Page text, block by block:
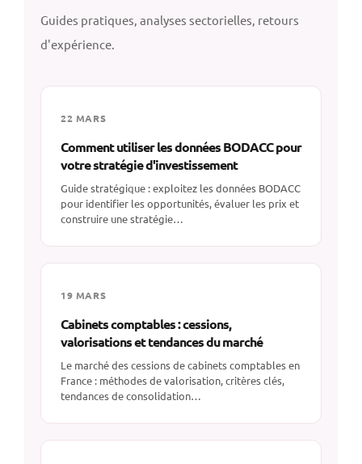
Guides pratiques, analyses sectorielles, retours
d'expérience.
22 MARS
Comment utiliser les données BODACC pour
votre stratégie d'investissement
Guide stratégique : exploitez les données BODACC
pour identifier les opportunités, évaluer les prix et
construire une stratégie…
19 MARS
Cabinets comptables : cessions,
valorisations et tendances du marché
Le marché des cessions de cabinets comptables en
France : méthodes de valorisation, critères clés,
tendances de consolidation…